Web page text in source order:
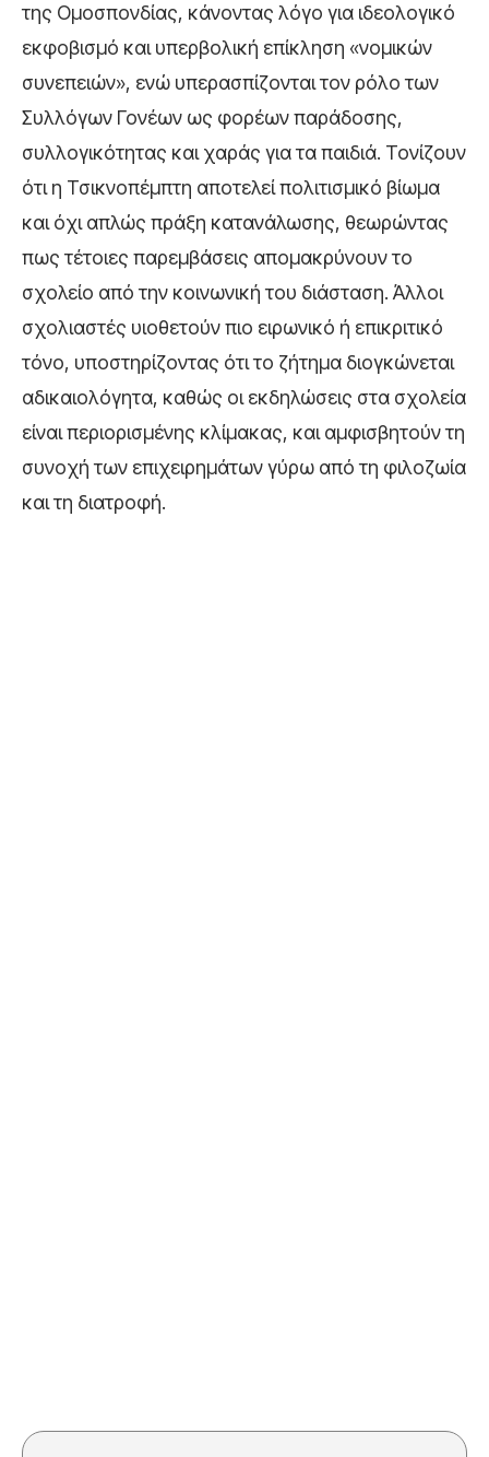
της Ομοσπονδίας, κάνοντας λόγο για ιδεολογικό
εκφοβισμό και υπερβολική επίκληση «νομικών
συνεπειών», ενώ υπερασπίζονται τον ρόλο των
Συλλόγων Γονέων ως φορέων παράδοσης,
συλλογικότητας και χαράς για τα παιδιά. Τονίζουν
ότι η Τσικνοπέμπτη αποτελεί πολιτισμικό βίωμα
και όχι απλώς πράξη κατανάλωσης, θεωρώντας
πως τέτοιες παρεμβάσεις απομακρύνουν το
σχολείο από την κοινωνική του διάσταση. Άλλοι
σχολιαστές υιοθετούν πιο ειρωνικό ή επικριτικό
τόνο, υποστηρίζοντας ότι το ζήτημα διογκώνεται
αδικαιολόγητα, καθώς οι εκδηλώσεις στα σχολεία
είναι περιορισμένης κλίμακας, και αμφισβητούν τη
συνοχή των επιχειρημάτων γύρω από τη φιλοζωία
και τη διατροφή.